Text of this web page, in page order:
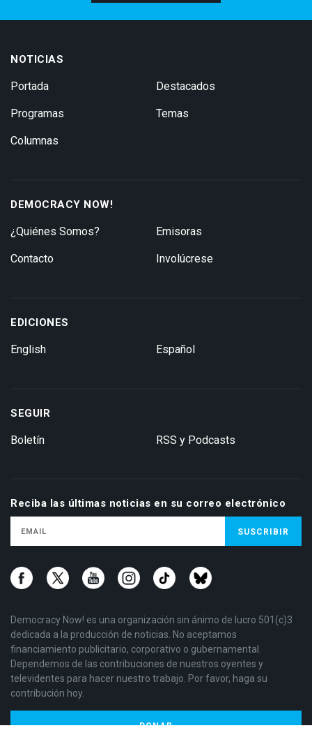
NOTICIAS
Portada
Programas
Columnas
Destacados
Temas
DEMOCRACY NOW!
¿Quiénes Somos?
Contacto
Emisoras
Involúcrese
EDICIONES
English Español
SEGUIR
Boletín RSS y Podcasts
Reciba las últimas noticias en su correo electrónico
Democracy Now! es una organización sin ánimo de lucro 501(c)3
dedicada a la producción de noticias. No aceptamos
financiamiento publicitario, corporativo o gubernamental.
Dependemos de las contribuciones de nuestros oyentes y
televidentes para hacer nuestro trabajo. Por favor, haga su
contribución hoy.
DONAR